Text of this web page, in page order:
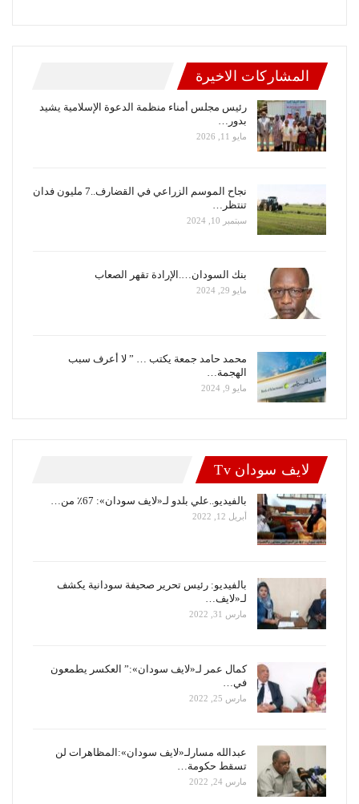
المشاركات الاخيرة
رئيس مجلس أمناء منظمة الدعوة الإسلامية يشيد
بدور…
مايو 11, 2026
نجاح الموسم الزراعي في القضارف..7 مليون فدان
تنتظر…
سبتمبر 10, 2024
بنك السودان….الإرادة تقهر الصعاب
مايو 29, 2024
محمد حامد جمعة يكتب … ” لا أعرف سبب
الهجمة…
مايو 9, 2024
لايف سودان Tv
بالفيديو..علي بلدو لـ«لايف سودان»: 67٪ من…
أبريل 12, 2022
بالفيديو: رئيس تحرير صحيفة سودانية يكشف
لـ«لايف…
مارس 31, 2022
كمال عمر لـ«لايف سودان»:” العكسر يطمعون
في…
مارس 25, 2022
عبدالله مسارلـ«لايف سودان»:المظاهرات لن
تسقط حكومة…
مارس 24, 2022